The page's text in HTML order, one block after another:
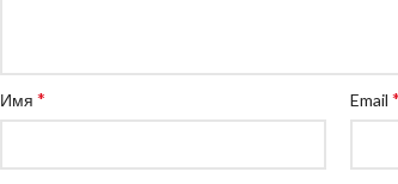
Имя * Email *